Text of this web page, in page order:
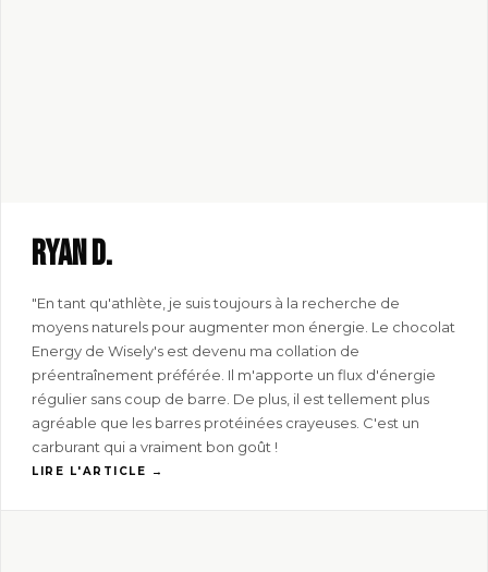
Ryan D.
"En tant qu'athlète, je suis toujours à la recherche de
moyens naturels pour augmenter mon énergie. Le chocolat
Energy de Wisely's est devenu ma collation de
préentraînement préférée. Il m'apporte un flux d'énergie
régulier sans coup de barre. De plus, il est tellement plus
agréable que les barres protéinées crayeuses. C'est un
carburant qui a vraiment bon goût !
LIRE L'ARTICLE →